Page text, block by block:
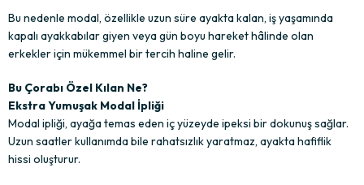
Bu nedenle modal, özellikle uzun süre ayakta kalan, iş yaşamında
kapalı ayakkabılar giyen veya gün boyu hareket hâlinde olan
erkekler için mükemmel bir tercih haline gelir.
Bu Çorabı Özel Kılan Ne?
Ekstra Yumuşak Modal İpliği
Modal ipliği, ayağa temas eden iç yüzeyde ipeksi bir dokunuş sağlar.
Uzun saatler kullanımda bile rahatsızlık yaratmaz, ayakta hafiflik
hissi oluşturur.